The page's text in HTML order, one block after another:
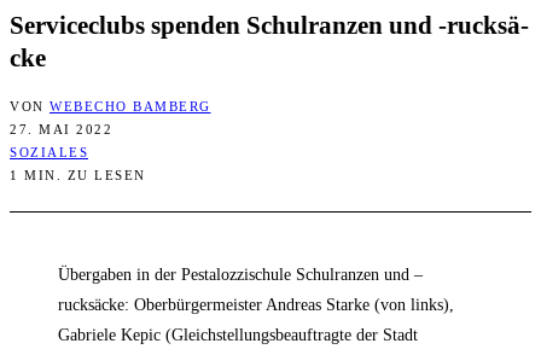
Ser­vice­clubs spen­den Schul­ran­zen und ‑ruck­sä­
cke
VON WEBECHO BAMBERG
27. MAI 2022
SOZIALES
1 MIN. ZU LESEN
Übergaben in der Pestalozzischule Schulranzen und –
rucksäcke: Oberbürgermeister Andreas Starke (von links),
Gabriele Kepic (Gleichstellungsbeauftragte der Stadt